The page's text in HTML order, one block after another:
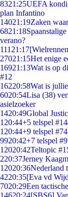
8321:25UEFA
plan Infantino
14021:19Zaken
6821:18
verano?
111 21:17
27021:15Het enige
16921:13Wat is op
#12
16220:58Wat is
6020:54Lisa (38)
asielzoeker
1420:49Global
1 20:44+5 telspel
1 20:44+9 telspel #74
9920:42+7 telspel
12020:42Teltopic
220:37Jerney
12020:36Nederland
4220:35[Eva vd
7020:29Een
14620:24[SBS6]